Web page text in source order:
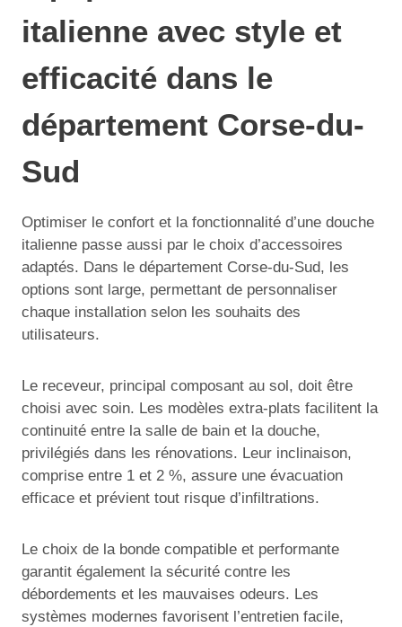
italienne avec style et
efficacité dans le
département Corse-du-
Sud
Optimiser le confort et la fonctionnalité d’une douche
italienne passe aussi par le choix d’accessoires
adaptés. Dans le département Corse-du-Sud, les
options sont large, permettant de personnaliser
chaque installation selon les souhaits des
utilisateurs.
Le receveur, principal composant au sol, doit être
choisi avec soin. Les modèles extra-plats facilitent la
continuité entre la salle de bain et la douche,
privilégiés dans les rénovations. Leur inclinaison,
comprise entre 1 et 2 %, assure une évacuation
efficace et prévient tout risque d’infiltrations.
Le choix de la bonde compatible et performante
garantit également la sécurité contre les
débordements et les mauvaises odeurs. Les
systèmes modernes favorisent l’entretien facile,